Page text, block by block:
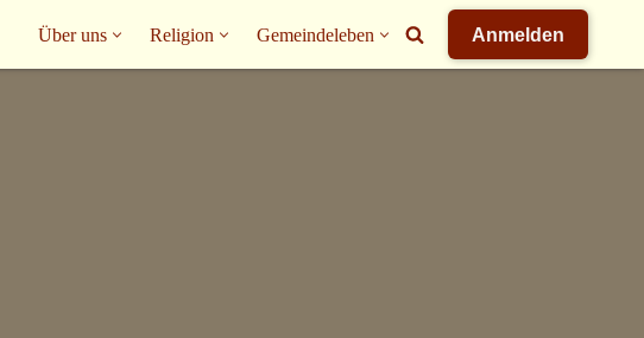
Über uns Religion Gemeindeleben Anmelden